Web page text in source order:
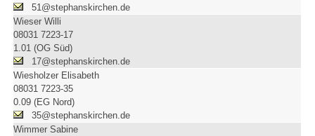
51@stephanskirchen.de
Wieser Willi
08031 7223-17
1.01 (OG Süd)
17@stephanskirchen.de
Wiesholzer Elisabeth
08031 7223-35
0.09 (EG Nord)
35@stephanskirchen.de
Wimmer Sabine